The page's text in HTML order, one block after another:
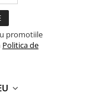
promotiile
Politica de